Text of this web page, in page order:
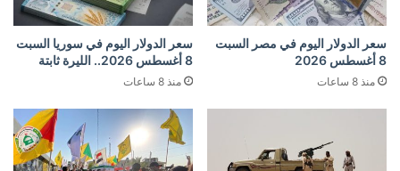
سعر الدولار اليوم في مصر السبت
8 أغسطس 2026
منذ 8 ساعات
سعر الدولار اليوم في سوريا السبت
8 أغسطس 2026.. الليرة ثابتة
منذ 8 ساعات